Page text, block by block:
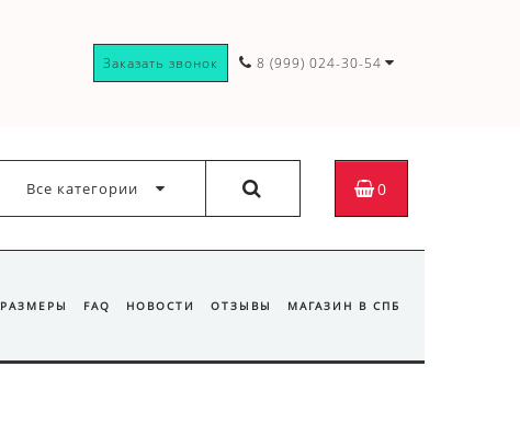
Заказать звонок 8 (999) 024-30-54
Все категории 0
РАЗМЕРЫ FAQ НОВОСТИ ОТЗЫВЫ МАГАЗИН В СПБ